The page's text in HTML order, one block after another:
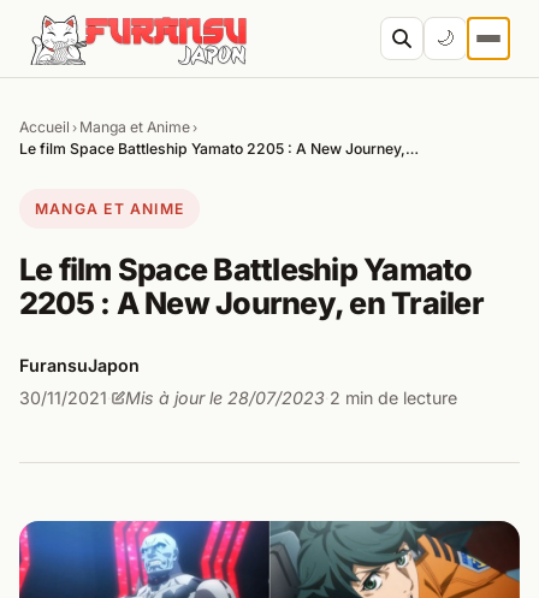
Aller au contenu
🌙
Accueil › Manga et Anime›
Le film Space Battleship Yamato 2205 : A New Journey,…
MANGA ET ANIME
Le film Space Battleship Yamato
2205 : A New Journey, en Trailer
FuransuJapon
30/11/2021· Mis à jour le 28/07/2023· 2 min de lecture